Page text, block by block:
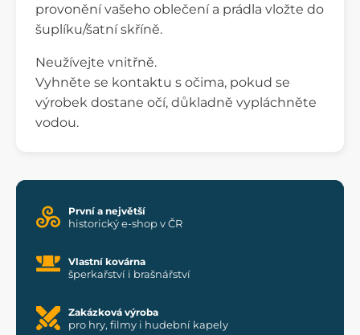
provonění vašeho oblečení a prádla vložte do
šuplíku/šatní skříně.
Neužívejte vnitřně.
Vyhněte se kontaktu s očima, pokud se
výrobek dostane očí, důkladně vypláchněte
vodou.
První a největší
historický e-shop v ČR
Vlastní kovárna
šperkařství i brašnářství
Zakázková výroba
pro hry, filmy i hudební kapely